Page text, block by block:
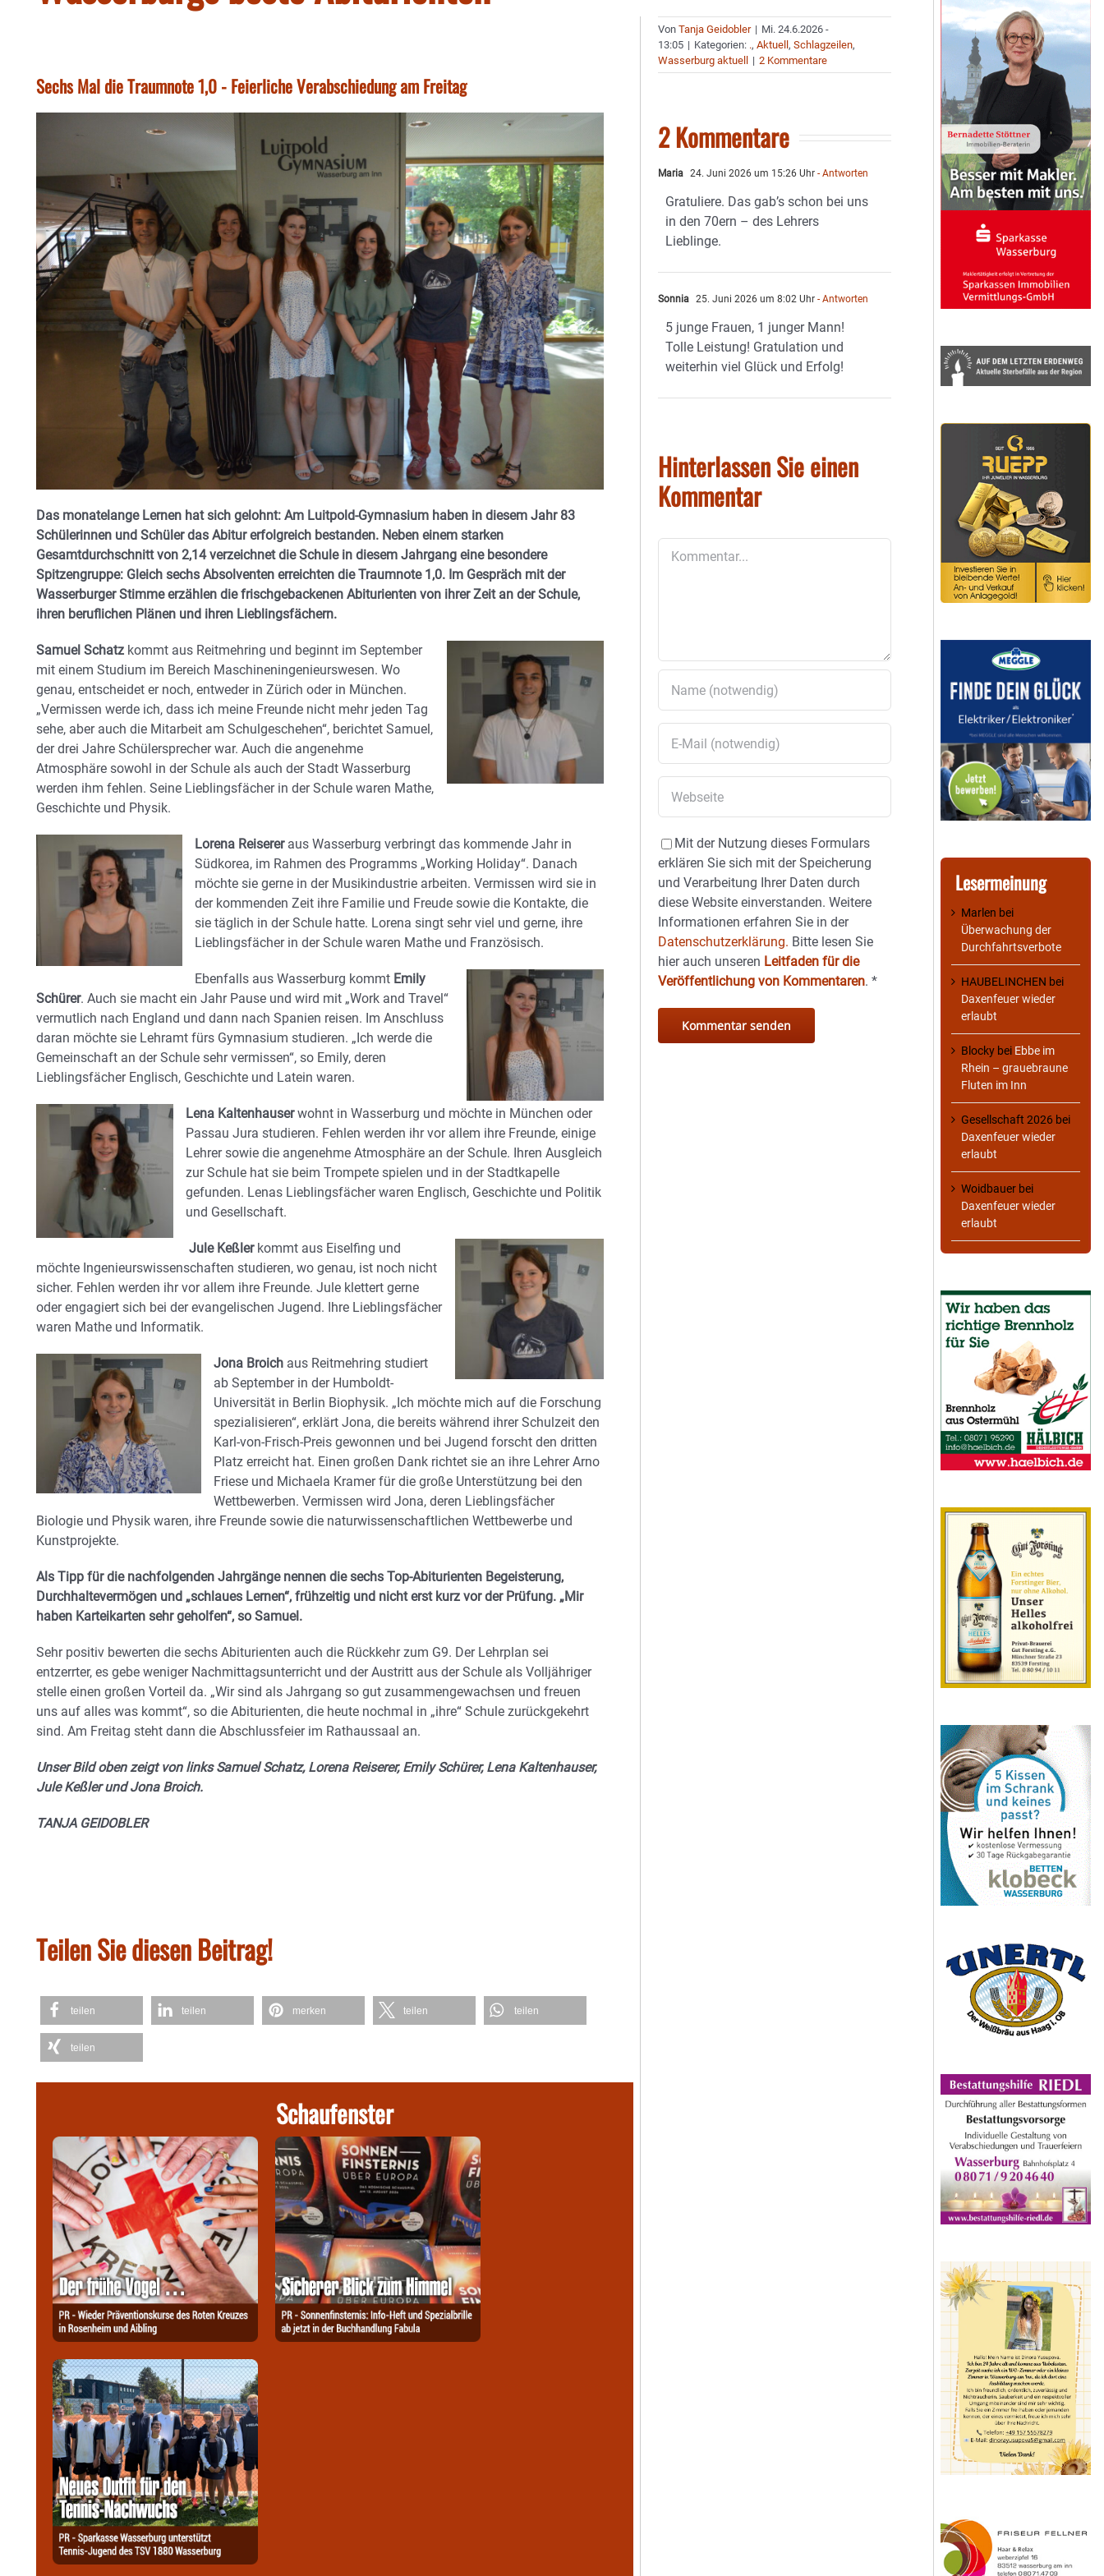
Sechs Mal die Traumnote 1,0 - Feierliche Verabschiedung am Freitag
Das monatelange Lernen hat sich gelohnt: Am Luitpold-Gymnasium haben in diesem Jahr 83
Schülerinnen und Schüler das Abitur erfolgreich bestanden. Neben einem starken
Gesamtdurchschnitt von 2,14 verzeichnet die Schule in diesem Jahrgang eine besondere
Spitzengruppe: Gleich sechs Absolventen erreichten die Traumnote 1,0. Im Gespräch mit der
Wasserburger Stimme erzählen die frischgebackenen Abiturienten von ihrer Zeit an der Schule,
ihren beruflichen Plänen und ihren Lieblingsfächern.
Samuel Schatz kommt aus Reitmehring und beginnt im September
mit einem Studium im Bereich Maschineningenieurswesen. Wo
genau, entscheidet er noch, entweder in Zürich oder in München.
„Vermissen werde ich, dass ich meine Freunde nicht mehr jeden Tag
sehe, aber auch die Mitarbeit am Schulgeschehen“, berichtet Samuel,
der drei Jahre Schülersprecher war. Auch die angenehme
Atmosphäre sowohl in der Schule als auch der Stadt Wasserburg
werden ihm fehlen. Seine Lieblingsfächer in der Schule waren Mathe,
Geschichte und Physik.
Lorena Reisereraus Wasserburg verbringt das kommende Jahr in
Südkorea, im Rahmen des Programms „Working Holiday“. Danach
möchte sie gerne in der Musikindustrie arbeiten. Vermissen wird sie in
der kommenden Zeit ihre Familie und Freude sowie die Kontakte, die
sie täglich in der Schule hatte. Lorena singt sehr viel und gerne, ihre
Lieblingsfächer in der Schule waren Mathe und Französisch.
Ebenfalls aus Wasserburg kommt Emily
Schürer. Auch sie macht ein Jahr Pause und wird mit „Work and Travel“
vermutlich nach England und dann nach Spanien reisen. Im Anschluss
daran möchte sie Lehramt fürs Gymnasium studieren. „Ich werde die
Gemeinschaft an der Schule sehr vermissen“, so Emily, deren
Lieblingsfächer Englisch, Geschichte und Latein waren.
Lena Kaltenhauserwohnt in Wasserburg und möchte in München oder
Passau Jura studieren. Fehlen werden ihr vor allem ihre Freunde, einige
Lehrer sowie die angenehme Atmosphäre an der Schule. Ihren Ausgleich
zur Schule hat sie beim Trompete spielen und in der Stadtkapelle
gefunden. Lenas Lieblingsfächer waren Englisch, Geschichte und Politik
und Gesellschaft.
Jule Keßlerkommt aus Eiselfing und
möchte Ingenieurswissenschaften studieren, wo genau, ist noch nicht
sicher. Fehlen werden ihr vor allem ihre Freunde. Jule klettert gerne
oder engagiert sich bei der evangelischen Jugend. Ihre Lieblingsfächer
waren Mathe und Informatik.
Jona Broich aus Reitmehring studiert
ab September in der Humboldt-
Universität in Berlin Biophysik. „Ich möchte mich auf die Forschung
spezialisieren“, erklärt Jona, die bereits während ihrer Schulzeit den
Karl-von-Frisch-Preis gewonnen und bei Jugend forscht den dritten
Platz erreicht hat. Einen großen Dank richtet sie an ihre Lehrer Arno
Friese und Michaela Kramer für die große Unterstützung bei den
Wettbewerben. Vermissen wird Jona, deren Lieblingsfächer
Biologie und Physik waren, ihre Freunde sowie die naturwissenschaftlichen Wettbewerbe und
Kunstprojekte.
Als Tipp für die nachfolgenden Jahrgänge nennen die sechs Top-Abiturienten Begeisterung,
Durchhaltevermögen und „schlaues Lernen“, frühzeitig und nicht erst kurz vor der Prüfung. „Mir
haben Karteikarten sehr geholfen“, so Samuel.
Sehr positiv bewerten die sechs Abiturienten auch die Rückkehr zum G9. Der Lehrplan sei
entzerrter, es gebe weniger Nachmittagsunterricht und der Austritt aus der Schule als Volljähriger
stelle einen großen Vorteil da. „Wir sind als Jahrgang so gut zusammengewachsen und freuen
uns auf alles was kommt“, so die Abiturienten, die heute nochmal in „ihre“ Schule zurückgekehrt
sind. Am Freitag steht dann die Abschlussfeier im Rathaussaal an.
Unser Bild oben zeigt von links Samuel Schatz, Lorena Reiserer, Emily Schürer, Lena Kaltenhauser,
Jule Keßler und Jona Broich.
TANJA GEIDOBLER
Teilen Sie diesen Beitrag!
teilen teilen merken teilen teilen
teilen
Schaufenster
VonTanja Geidobler | Mi. 24.6.2026 -
13:05 | Kategorien: .,Aktuell,Schlagzeilen,
Wasserburg aktuell
| 2 Kommentare
2 Kommentare
Maria 24. Juni 2026 um 15:26 Uhr - Antworten
Gratuliere. Das gab’s schon bei uns
in den 70ern – des Lehrers
Lieblinge.
Sonnia 25. Juni 2026 um 8:02 Uhr - Antworten
5 junge Frauen, 1 junger Mann!
Tolle Leistung! Gratulation und
weiterhin viel Glück und Erfolg!
Hinterlassen Sie einen
Kommentar
Mit der Nutzung dieses Formulars
erklären Sie sich mit der Speicherung
und Verarbeitung Ihrer Daten durch
diese Website einverstanden. Weitere
Informationen erfahren Sie in der
Datenschutzerklärung. Bitte lesen Sie
hier auch unseren Leitfaden für die
Veröffentlichung von Kommentaren.*
Lesermeinung
Marlen bei
Überwachung der
Durchfahrtsverbote
HAUBELINCHEN bei
Daxenfeuer wieder
erlaubt
Blocky bei Ebbe im
Rhein – grauebraune
Fluten im Inn
Gesellschaft 2026 bei
Daxenfeuer wieder
erlaubt
Woidbauer bei
Daxenfeuer wieder
erlaubt